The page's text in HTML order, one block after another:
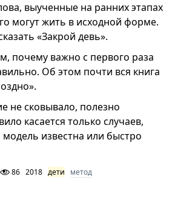
выученные на ранних этапах
могут жить в исходной форме.
«Закрой девь».
почему важно с первого раза
Об этом почти вся книга
не сковывало, полезно
касается только случаев,
модель известна или быстро
86 2018 дети метод